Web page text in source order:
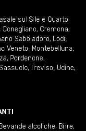
sul Sile e Quarto
, Conegliano, Cremona,
Sabbiadoro, Lodi,
Veneto, Montebelluna,
, Pordenone,
, Treviso, Udine,
Bevande alcoliche, Birre,